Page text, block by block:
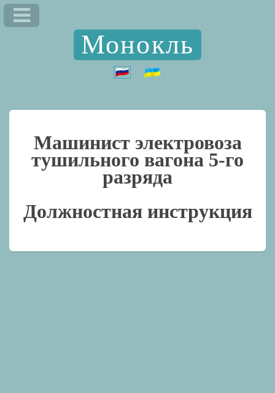
Монокль
Машинист электровоза
тушильного вагона 5-го
разряда
Должностная инструкция